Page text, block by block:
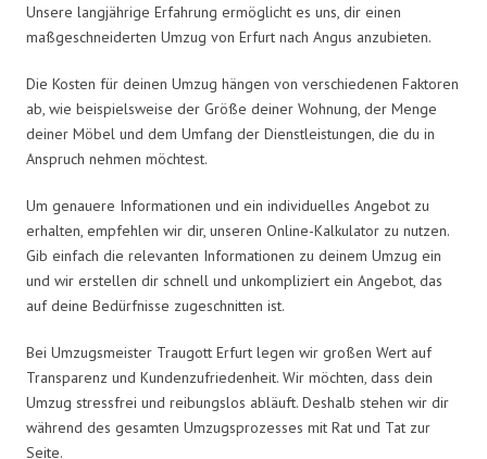
Unsere langjährige Erfahrung ermöglicht es uns, dir einen
maßgeschneiderten Umzug von Erfurt nach Angus anzubieten.
Die Kosten für deinen Umzug hängen von verschiedenen Faktoren
ab, wie beispielsweise der Größe deiner Wohnung, der Menge
deiner Möbel und dem Umfang der Dienstleistungen, die du in
Anspruch nehmen möchtest.
Um genauere Informationen und ein individuelles Angebot zu
erhalten, empfehlen wir dir, unseren Online-Kalkulator zu nutzen.
Gib einfach die relevanten Informationen zu deinem Umzug ein
und wir erstellen dir schnell und unkompliziert ein Angebot, das
auf deine Bedürfnisse zugeschnitten ist.
Bei Umzugsmeister Traugott Erfurt legen wir großen Wert auf
Transparenz und Kundenzufriedenheit. Wir möchten, dass dein
Umzug stressfrei und reibungslos abläuft. Deshalb stehen wir dir
während des gesamten Umzugsprozesses mit Rat und Tat zur
Seite.